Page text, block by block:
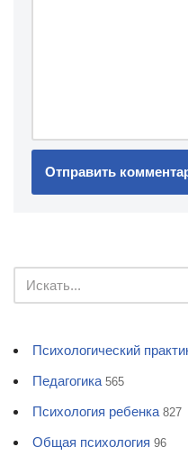
Психологический
Педагогика 565
Психология ребенка 827
Общая психология 96